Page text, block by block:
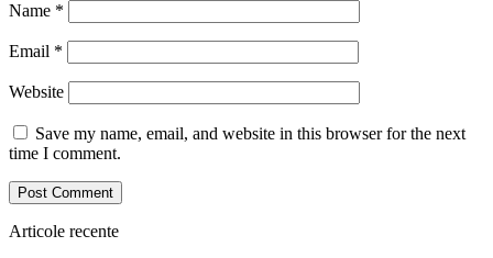
Name *
Email *
Website
Save my name, email, and website in this browser for the next
time I comment.
Articole recente